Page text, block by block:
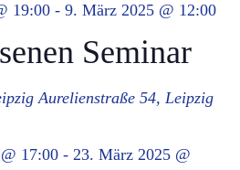
Seminar
19:00- 9. März 2025 @ 12:00
Aurelienstraße 54, Leipzig
17:00- 23. März 2025 @